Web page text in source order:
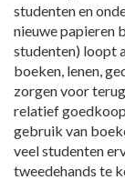
studenten en
nieuwe papieren
studenten) loopt
boeken, lenen,
zorgen voor
relatief
gebruik van
veel studenten
tweedehands te